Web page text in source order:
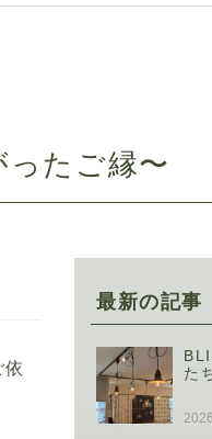
たご縁〜
最新の記事
た